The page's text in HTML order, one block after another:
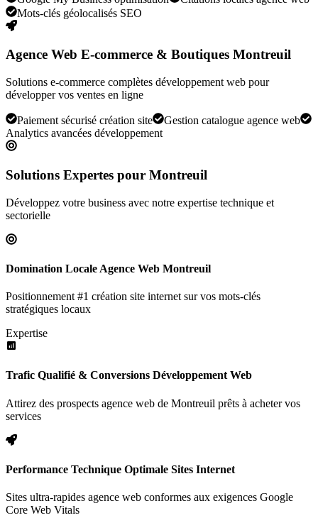
Mots-clés géolocalisés SEO
Agence Web E-commerce & Boutiques Montreuil
Solutions e-commerce complètes développement web pour
développer vos ventes en ligne
Paiement sécurisé création site
Gestion catalogue agence web
Analytics avancées développement
Solutions Expertes pour Montreuil
Développez votre business avec notre expertise technique et
sectorielle
Domination Locale Agence Web Montreuil
Positionnement #1 création site internet sur vos mots-clés
stratégiques locaux
Expertise
Trafic Qualifié & Conversions Développement Web
Attirez des prospects agence web de Montreuil prêts à acheter vos
services
Performance Technique Optimale Sites Internet
Sites ultra-rapides agence web conformes aux exigences Google
Core Web Vitals